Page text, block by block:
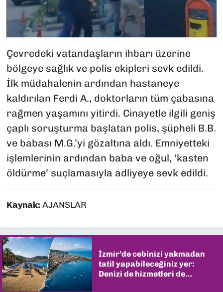
Çevredeki vatandaşların ihbarı üzerine
bölgeye sağlık ve polis ekipleri sevk edildi.
İlk müdahalenin ardından hastaneye
kaldırılan Ferdi A., doktorların tüm çabasına
rağmen yaşamını yitirdi. Cinayetle ilgili geniş
çaplı soruşturma başlatan polis, şüpheli B.B.
ve babası M.G.’yi gözaltına aldı. Emniyetteki
işlemlerinin ardından baba ve oğul, ‘kasten
öldürme’ suçlamasıyla adliyeye sevk edildi.
Kaynak: AJANSLAR
İzmir’de cebinizi yakmadan
tatil yapabileceğiniz yer:
Denizi de hizmetleri de